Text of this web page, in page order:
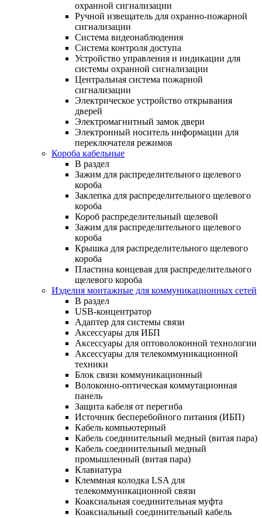
охранной сигнализации
Ручной извещатель для охранно-пожарной
сигнализации
Система видеонаблюдения
Система контроля доступа
Устройство управления и индикации для
системы охранной сигнализации
Центральная система пожарной
сигнализации
Электрическое устройство открывания
дверей
Электромагнитный замок двери
Электронный носитель информации для
переключателя режимов
Короба кабельные
В раздел
Зажим для распределительного щелевого
короба
Заклепка для распределительного щелевого
короба
Короб распределительный щелевой
Зажим для распределительного щелевого
короба
Крышка для распределительного щелевого
короба
Пластина концевая для распределительного
щелевого короба
Изделия монтажные для коммуникационных сетей
В раздел
USB-концентратор
Адаптер для системы связи
Аксессуары для ИБП
Аксессуары для оптоволоконной технологии
Аксессуары для телекоммуникационной
техники
Блок связи коммуникационный
Волоконно-оптическая коммутационная
панель
Защита кабеля от перегиба
Источник бесперебойного питания (ИБП)
Кабель компьютерный
Кабель соединительный медный (витая пара)
Кабель соединительный медный
промышленный (витая пара)
Клавиатура
Клеммная колодка LSA для
телекоммуникационной связи
Коаксиальная соединительная муфта
Коаксиальный соединительный кабель